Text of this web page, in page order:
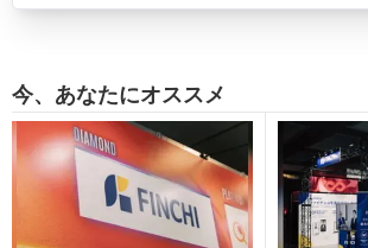
今、あなたにオススメ